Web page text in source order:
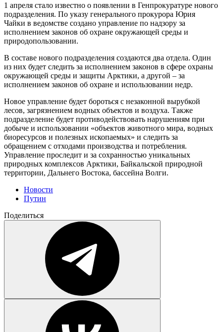
1 апреля стало известно о появлении в Генпрокуратуре нового
подразделения. По указу генерального прокурора Юрия
Чайки в ведомстве создано управление по надзору за
исполнением законов об охране окружающей среды и
природопользовании.
В составе нового подразделения создаются два отдела. Один
из них будет следить за исполнением законов в сфере охраны
окружающей среды и защиты Арктики, а другой – за
исполнением законов об охране и использовании недр.
Новое управление будет бороться с незаконной вырубкой
лесов, загрязнением водных объектов и воздуха. Также
подразделение будет противодействовать нарушениям при
добыче и использовании «объектов животного мира, водных
биоресурсов и полезных ископаемых» и следить за
обращением с отходами производства и потребления.
Управление проследит и за сохранностью уникальных
природных комплексов Арктики, Байкальской природной
территории, Дальнего Востока, бассейна Волги.
Новости
Путин
Поделиться